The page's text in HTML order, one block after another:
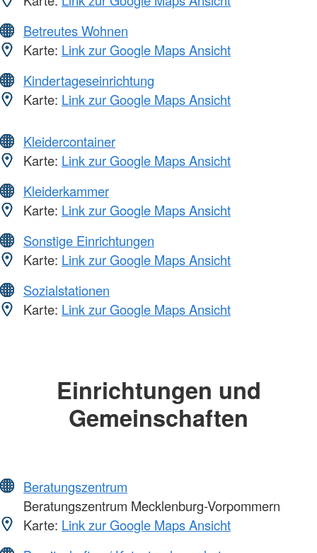
Betreutes Wohnen
Karte: Link zur Google Maps Ansicht
Kindertageseinrichtung
Karte: Link zur Google Maps Ansicht
Kleidercontainer
Karte: Link zur Google Maps Ansicht
Kleiderkammer
Karte: Link zur Google Maps Ansicht
Sonstige Einrichtungen
Karte: Link zur Google Maps Ansicht
Sozialstationen
Karte: Link zur Google Maps Ansicht
Einrichtungen und
Gemeinschaften
Beratungszentrum
Beratungszentrum Mecklenburg-Vorpommern
Karte: Link zur Google Maps Ansicht